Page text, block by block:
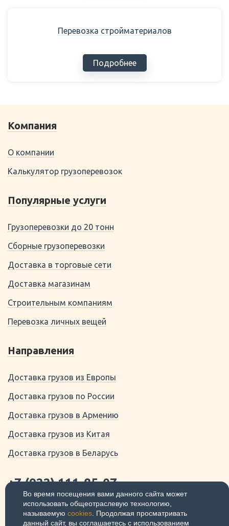
Перевозка стройматериалов
Подробнее
Компания
О компании
Калькулятор грузоперевозок
Популярные услуги
Грузоперевозки до 20 тонн
Сборные грузоперевозки
Доставка в торговые сети
Доставка магазинам
Строительным компаниям
Перевозка личных вещей
Направления
Доставка грузов из Европы
Доставка грузов по России
Доставка грузов в Армению
Доставка грузов из Китая
Доставка грузов в Беларусь
+7 (922) 111-85-07
620141 Свердловская область,
Екатеринбург, ул. Луначарского, 31
Во время посещения вами данного сайта может
использовать общеотраслевую технологию,
называемую cookies . Продолжая просматривать
данный сайт, вы соглашаетесь с использованием